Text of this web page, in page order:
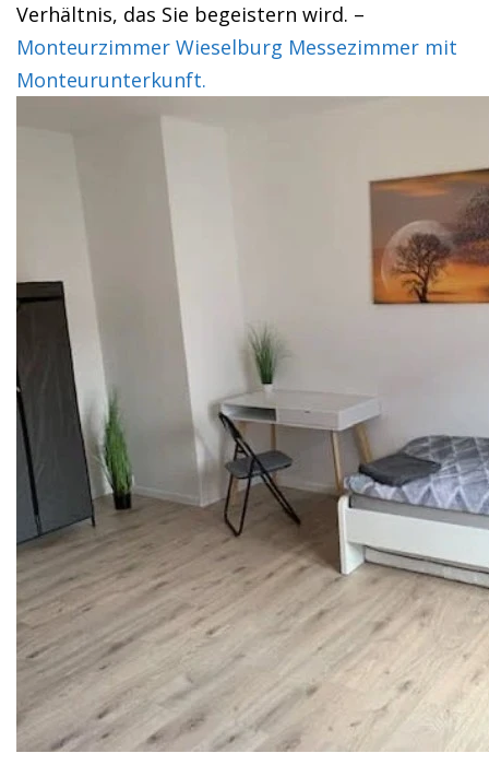
Verhältnis, das Sie begeistern wird. –
Monteurzimmer Wieselburg Messezimmer mit
Monteurunterkunft.